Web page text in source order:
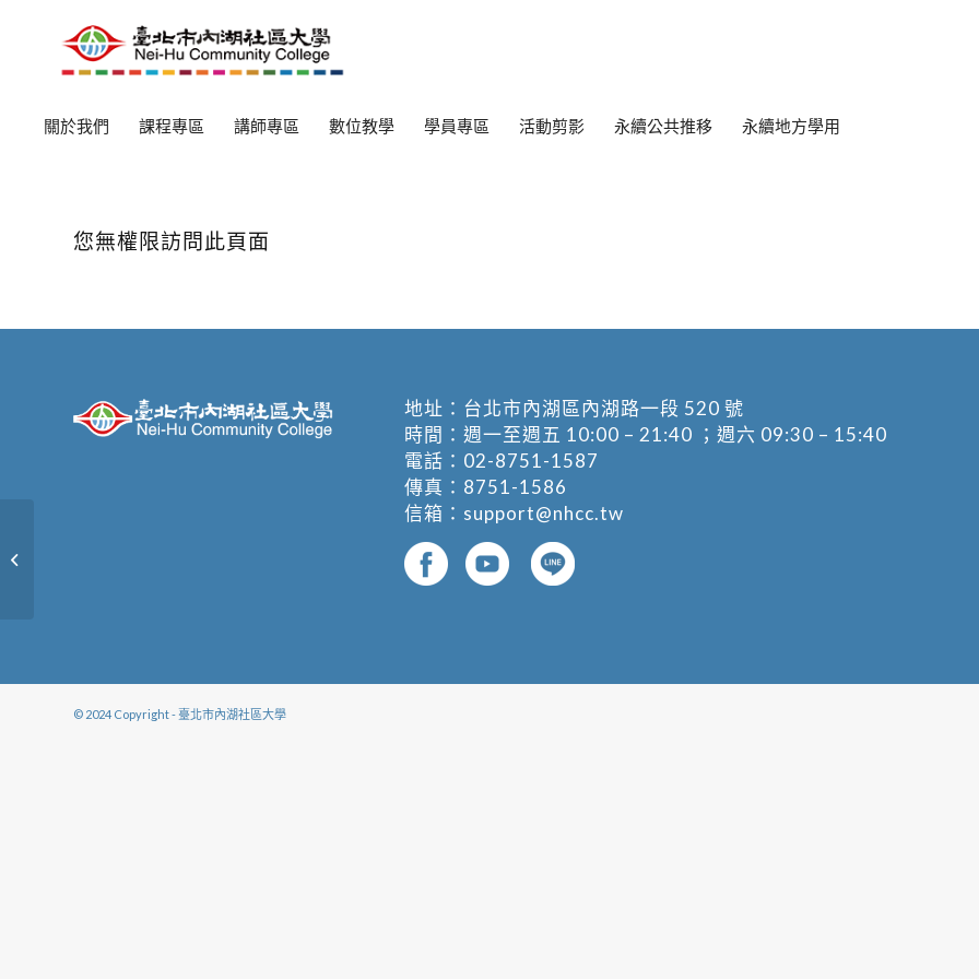
關於我們 課程專區 講師專區 數位教學 學員專區 活動剪影 永續公共推移 永續地方學用
您無權限訪問此頁面
地址： 台北市內湖區內湖路一段 520 號
時間：週一至週五 10:00 – 21:40 ；週六 09:30 – 15:40
電話： 02-8751-1587
傳真：8751-1586
信箱： support@nhcc.tw
© 2024 Copyright - 臺北市內湖社區大學